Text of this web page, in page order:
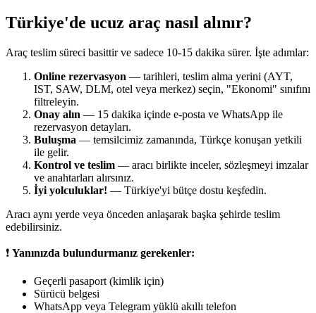
Türkiye'de ucuz araç nasıl alınır?
Araç teslim süreci basittir ve sadece 10-15 dakika sürer. İşte adımlar:
Online rezervasyon — tarihleri, teslim alma yerini (AYT,
IST, SAW, DLM, otel veya merkez) seçin, "Ekonomi" sınıfını
filtreleyin.
Onay alın — 15 dakika içinde e-posta ve WhatsApp ile
rezervasyon detayları.
Buluşma — temsilcimiz zamanında, Türkçe konuşan yetkili
ile gelir.
Kontrol ve teslim — aracı birlikte inceler, sözleşmeyi imzalar
ve anahtarları alırsınız.
İyi yolculuklar! — Türkiye'yi bütçe dostu keşfedin.
Aracı aynı yerde veya önceden anlaşarak başka şehirde teslim
edebilirsiniz.
❗ Yanınızda bulundurmanız gerekenler:
Geçerli pasaport (kimlik için)
Sürücü belgesi
WhatsApp veya Telegram yüklü akıllı telefon